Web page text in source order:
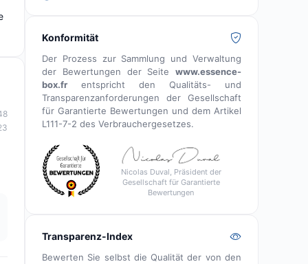
Konformität
Der Prozess zur Sammlung und Verwaltung
der Bewertungen der Seite www.essence-
box.fr entspricht den Qualitäts- und
Transparenzanforderungen der Gesellschaft
für Garantierte Bewertungen und dem Artikel
L111-7-2 des Verbrauchergesetzes.
Nicolas Duval, Präsident der
Gesellschaft für Garantierte
Bewertungen
Transparenz-Index
Bewerten Sie selbst die Qualität der von den